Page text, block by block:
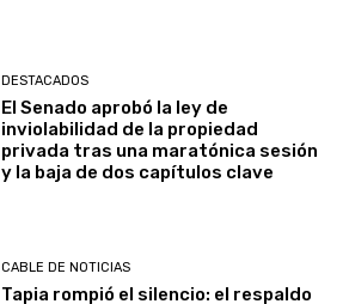
DESTACADOS
El Senado aprobó la ley de
inviolabilidad de la propiedad
privada tras una maratónica sesión
y la baja de dos capítulos clave
CABLE DE NOTICIAS
Tapia rompió el silencio: el respaldo